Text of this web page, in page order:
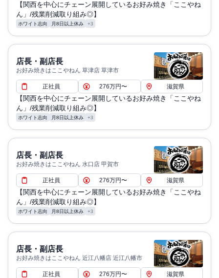
【関西を中心にチェーン展開しているお好み焼き「ここやね
ん」/残業削減取り組み◎】
ホワイト志向 月8日以上休み +3
店長・副店長
お好み焼きはここやねん 草津店 草津市
正社員 276万円〜 滋賀県
【関西を中心にチェーン展開しているお好み焼き「ここやね
ん」/残業削減取り組み◎】
ホワイト志向 月8日以上休み +3
店長・副店長
お好み焼きはここやねん 水口店 甲賀市
正社員 276万円〜 滋賀県
【関西を中心にチェーン展開しているお好み焼き「ここやね
ん」/残業削減取り組み◎】
ホワイト志向 月8日以上休み +3
店長・副店長
お好み焼きはここやねん 近江八幡店 近江八幡市
正社員 276万円〜 滋賀県